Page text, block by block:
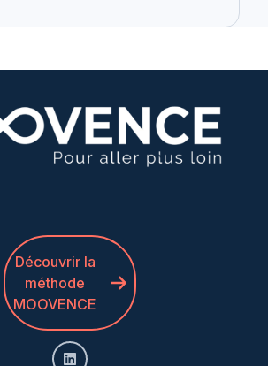
Découvrir la
méthode
MOOVENCE